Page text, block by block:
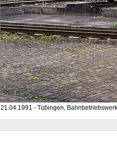
21.04.1991 - Tübingen, Bahnbetriebswerk